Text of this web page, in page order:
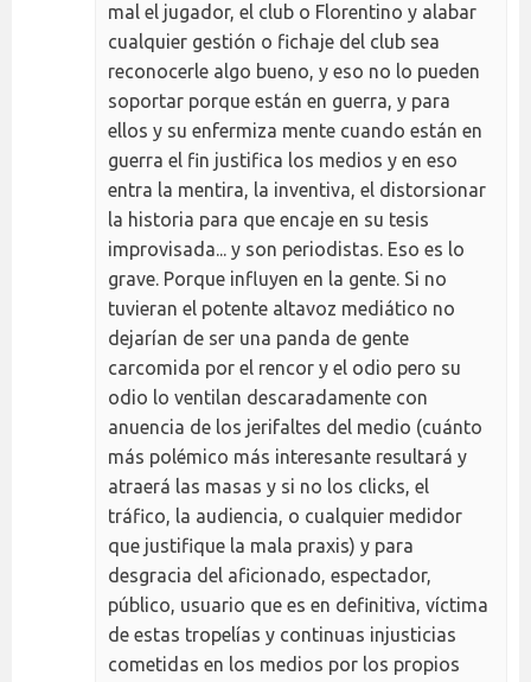
mal el jugador, el club o Florentino y alabar
cualquier gestión o fichaje del club sea
reconocerle algo bueno, y eso no lo pueden
soportar porque están en guerra, y para
ellos y su enfermiza mente cuando están en
guerra el fin justifica los medios y en eso
entra la mentira, la inventiva, el distorsionar
la historia para que encaje en su tesis
improvisada... y son periodistas. Eso es lo
grave. Porque influyen en la gente. Si no
tuvieran el potente altavoz mediático no
dejarían de ser una panda de gente
carcomida por el rencor y el odio pero su
odio lo ventilan descaradamente con
anuencia de los jerifaltes del medio (cuánto
más polémico más interesante resultará y
atraerá las masas y si no los clicks, el
tráfico, la audiencia, o cualquier medidor
que justifique la mala praxis) y para
desgracia del aficionado, espectador,
público, usuario que es en definitiva, víctima
de estas tropelías y continuas injusticias
cometidas en los medios por los propios